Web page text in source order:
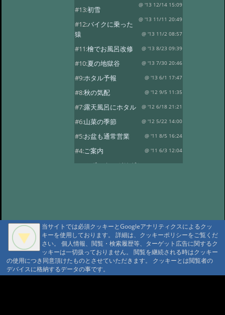
@ '13 12/14 15:09
#13:初雪
@ '13 11/11 20:49
#12:バイクに乗った
猿
@ '13 11/2 08:57
#11:檜でお風呂改修 @ '13 8/23 09:39
#10:夏の地獄谷 @ '13 7/30 20:46
#9:ホタル予報 @ '13 6/1 17:47
#8:秋の気配 @ '12 9/5 11:35
#7:露天風呂にホタル @ '12 6/18 21:21
#6:山菜の季節 @ '12 5/22 14:00
#5:お盆も通常営業 @ '11 8/5 16:24
#4:ご案内 @ '11 6/3 12:04
#3:みず ネマガリダケ
当サイトでは必須クッキーとGoogleアナリティクスによるクッ
キーを使用しております。 詳細は、クッキーポリシーをご覧くだ
さい。 個人情報、閲覧・検索履歴等、ターゲット広告に関するク
ッキーは一切扱っておりません。 閲覧を継続される時はクッキー
の使用につき同意頂けたものとさせていただきます。 クッキーとは閲覧者の
デバイスに格納するデータの事です。